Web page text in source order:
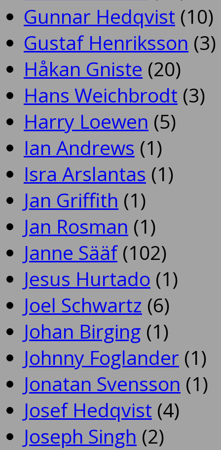
Gunnar Hedqvist (10)
Gustaf Henriksson (3)
Håkan Gniste (20)
Hans Weichbrodt (3)
Harry Loewen (5)
Ian Andrews (1)
Isra Arslantas (1)
Jan Griffith (1)
Jan Rosman (1)
Janne Sääf(102)
Jesus Hurtado (1)
Joel Schwartz (6)
Johan Birging (1)
Johnny Foglander (1)
Jonatan Svensson (1)
Josef Hedqvist (4)
Joseph Singh (2)